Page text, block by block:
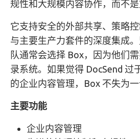
规性和大规模内容协作，而不
它支持安全的外部共享、策略
与主要生产力套件的深度集成
队通常会选择 Box，因为他们
录系统。如果觉得 DocSend 过
的企业内容管理，Box 不失为
主要功能
企业内容管理